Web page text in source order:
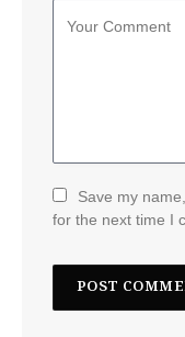
Save my
for the next time I